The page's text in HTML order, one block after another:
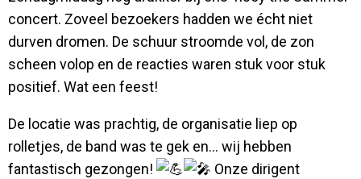
concert. Zoveel bezoekers hadden we écht niet
durven dromen. De schuur stroomde vol, de zon
scheen volop en de reacties waren stuk voor stuk
positief. Wat een feest!
De locatie was prachtig, de organisatie liep op
rolletjes, de band was te gek en… wij hebben
fantastisch gezongen!
Onze dirigent